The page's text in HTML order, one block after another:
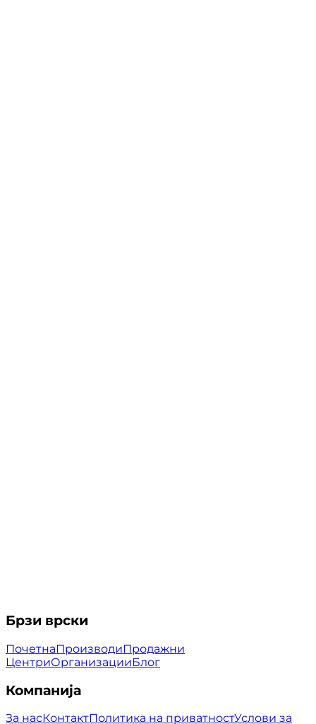
Брзи врски
ПочетнаПроизводиПродажни
ЦентриОрганизацииБлог
Компанија
За насКонтактПолитика на приватностУслови за